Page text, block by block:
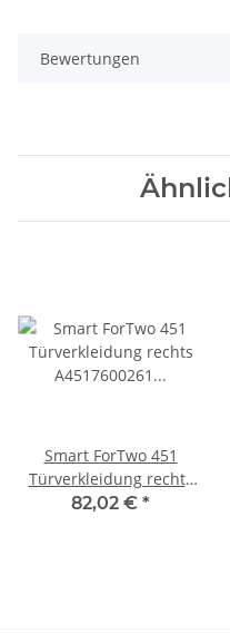
Bewertungen
Smart ForTwo 451
Türverkleidung rechts
A4517600261
82,02 € *